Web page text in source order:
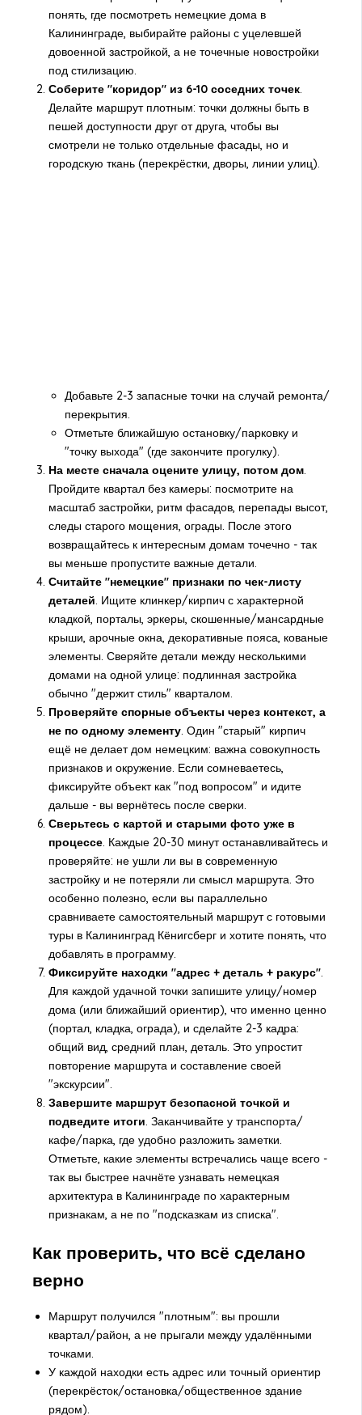
понять, где посмотреть немецкие дома в
Калининграде, выбирайте районы с уцелевшей
довоенной застройкой, а не точечные новостройки
под стилизацию.
Соберите "коридор" из 6-10 соседних точек.
Делайте маршрут плотным: точки должны быть в
пешей доступности друг от друга, чтобы вы
смотрели не только отдельные фасады, но и
городскую ткань (перекрёстки, дворы, линии улиц).
Добавьте 2-3 запасные точки на случай ремонта/
перекрытия.
Отметьте ближайшую остановку/парковку и
"точку выхода" (где закончите прогулку).
На месте сначала оцените улицу, потом дом.
Пройдите квартал без камеры: посмотрите на
масштаб застройки, ритм фасадов, перепады высот,
следы старого мощения, ограды. После этого
возвращайтесь к интересным домам точечно - так
вы меньше пропустите важные детали.
Считайте "немецкие" признаки по чек-листу
деталей. Ищите клинкер/кирпич с характерной
кладкой, порталы, эркеры, скошенные/мансардные
крыши, арочные окна, декоративные пояса, кованые
элементы. Сверяйте детали между несколькими
домами на одной улице: подлинная застройка
обычно "держит стиль" кварталом.
Проверяйте спорные объекты через контекст, а
не по одному элементу. Один "старый" кирпич
ещё не делает дом немецким: важна совокупность
признаков и окружение. Если сомневаетесь,
фиксируйте объект как "под вопросом" и идите
дальше - вы вернётесь после сверки.
Сверьтесь с картой и старыми фото уже в
процессе. Каждые 20-30 минут останавливайтесь и
проверяйте: не ушли ли вы в современную
застройку и не потеряли ли смысл маршрута. Это
особенно полезно, если вы параллельно
сравниваете самостоятельный маршрут с готовыми
туры в Калининград Кёнигсберги хотите понять, что
добавлять в программу.
Фиксируйте находки "адрес + деталь + ракурс".
Для каждой удачной точки запишите улицу/номер
дома (или ближайший ориентир), что именно ценно
(портал, кладка, ограда), и сделайте 2-3 кадра:
общий вид, средний план, деталь. Это упростит
повторение маршрута и составление своей
"экскурсии".
Завершите маршрут безопасной точкой и
подведите итоги. Заканчивайте у транспорта/
кафе/парка, где удобно разложить заметки.
Отметьте, какие элементы встречались чаще всего -
так вы быстрее начнёте узнавать немецкая
архитектура в Калининградепо характерным
признакам, а не по "подсказкам из списка".
Как проверить, что всё сделано
верно
Маршрут получился "плотным": вы прошли
квартал/район, а не прыгали между удалёнными
точками.
У каждой находки есть адрес или точный ориентир
(перекрёсток/остановка/общественное здание
рядом).